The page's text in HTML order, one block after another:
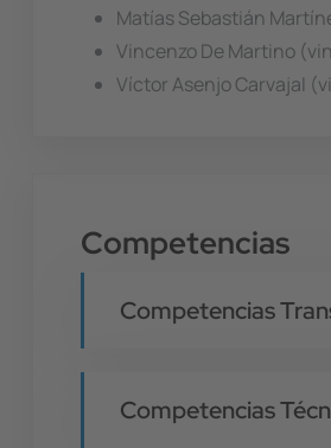
Matías Sebastián
Vincenzo De Martino
Víctor Asenjo Carvajal
Competencias
Competencias
Competencias